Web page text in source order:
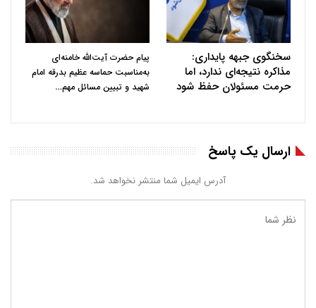
سخنگوی جبهه پایداری:
مذاکره نتیجه‌ای ندارد، اما
حرمت مسئولان حفظ شود
پیام حضرت آیت‌الله خامنه‌ای
به‌مناسبت حماسه عظیم بدرقه امام
شهید و تبیین مسائل مهم…
ارسال یک پاسخ
آدرس ایمیل شما منتشر نخواهد شد.